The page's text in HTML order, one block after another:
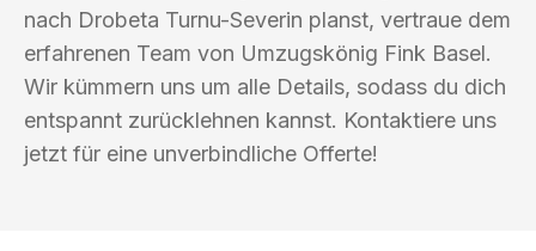
nach Drobeta Turnu-Severin planst, vertraue dem
erfahrenen Team von Umzugskönig Fink Basel.
Wir kümmern uns um alle Details, sodass du dich
entspannt zurücklehnen kannst. Kontaktiere uns
jetzt für eine unverbindliche Offerte!